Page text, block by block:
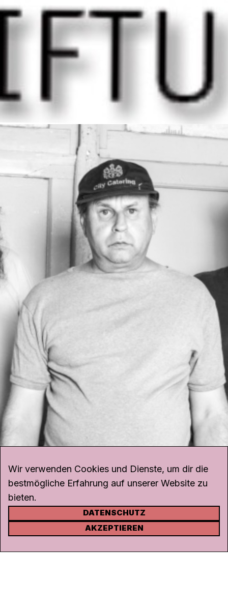
Beschäftigungs- und Arbeitsplätze. Im Jahr
2006 entstand aus einem Projekt die VIVA-
Band. Ihre selbst interpretierten
Mundartsongs versprühen eine
möchte mit ihrer Musik in neue
Dimensionen katapultieren – und schafft
das auch, schliesslich sind sie, wie sie
selber sagen „eine der speziellsten Bands
In der Schwerpunktsendung „Inklusion
rockt!“ stellt Matteo Fruci
beide Bands
michund lerne die VIVA-Band
und die HORA-Band (und natürlich ihre
Musik) kennen.
KONTAKT
Rohrerstrasse 20
Wir verwenden Cookies und Dienste, um dir die
bestmögliche Erfahrung auf unserer Website zu
bieten.
DATENSCHUTZ
AKZEPTIEREN